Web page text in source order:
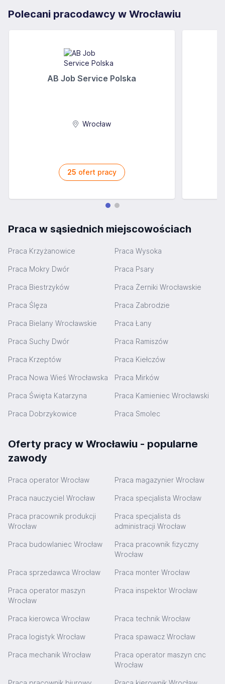
Polecani pracodawcy w Wrocławiu
AB Job Service Polska
Wrocław
25 ofert pracy
Praca w sąsiednich miejscowościach
Praca Krzyżanowice Praca Wysoka
Praca Mokry Dwór Praca Psary
Praca Biestrzyków Praca Żerniki Wrocławskie
Praca Ślęza Praca Zabrodzie
Praca Bielany Wrocławskie Praca Łany
Praca Suchy Dwór Praca Ramiszów
Praca Krzeptów Praca Kiełczów
Praca Nowa Wieś Wrocławska Praca Mirków
Praca Święta Katarzyna Praca Kamieniec Wrocławski
Praca Dobrzykowice Praca Smolec
Oferty pracy w Wrocławiu - popularne
zawody
Praca operator Wrocław Praca magazynier Wrocław
Praca nauczyciel Wrocław Praca specjalista Wrocław
Praca pracownik produkcji
Wrocław
Praca specjalista ds
administracji Wrocław
Praca budowlaniec Wrocław
Praca pracownik fizyczny
Wrocław
Praca sprzedawca Wrocław Praca monter Wrocław
Praca operator maszyn
Wrocław
Praca inspektor Wrocław
Praca kierowca Wrocław Praca technik Wrocław
Praca logistyk Wrocław Praca spawacz Wrocław
Praca mechanik Wrocław
Praca operator maszyn cnc
Wrocław